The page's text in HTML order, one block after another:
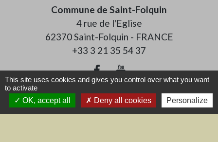
Commune de Saint-Folquin
4 rue de l'Eglise
62370 Saint-Folquin - FRANCE
+33 3 21 35 54 37
Liens
This site uses cookies and gives you control over what you want
to activate
OK, accept all
Deny all cookies Personalize